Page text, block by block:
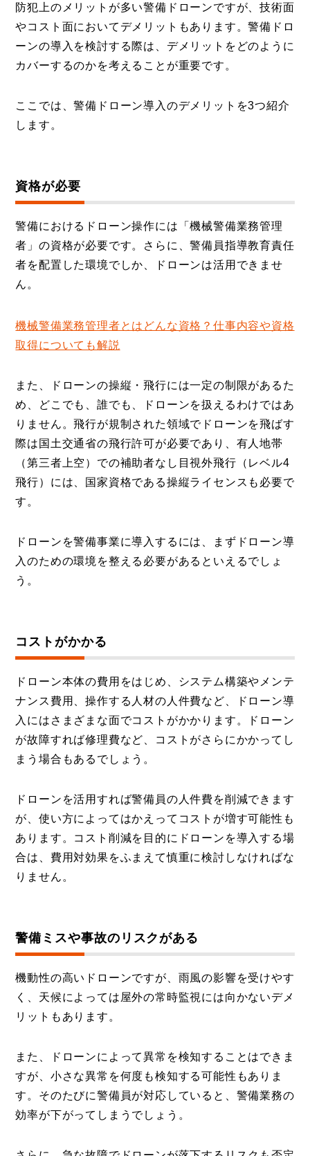
防犯上のメリットが多い警備ドローンですが、技術面
やコスト面においてデメリットもあります。警備ドロ
ーンの導入を検討する際は、デメリットをどのように
カバーするのかを考えることが重要です。
ここでは、警備ドローン導入のデメリットを3つ紹介
します。
資格が必要
警備におけるドローン操作には「機械警備業務管理
者」の資格が必要です。さらに、警備員指導教育責任
者を配置した環境でしか、ドローンは活用できませ
ん。
機械警備業務管理者とはどんな資格？仕事内容や資格
取得についても解説
また、ドローンの操縦・飛行には一定の制限があるた
め、どこでも、誰でも、ドローンを扱えるわけではあ
りません。飛行が規制された領域でドローンを飛ばす
際は国土交通省の飛行許可が必要であり、有人地帯
（第三者上空）での補助者なし目視外飛行（レベル4
飛行）には、国家資格である操縦ライセンスも必要で
す。
ドローンを警備事業に導入するには、まずドローン導
入のための環境を整える必要があるといえるでしょ
う。
コストがかかる
ドローン本体の費用をはじめ、システム構築やメンテ
ナンス費用、操作する人材の人件費など、ドローン導
入にはさまざまな面でコストがかかります。ドローン
が故障すれば修理費など、コストがさらにかかってし
まう場合もあるでしょう。
ドローンを活用すれば警備員の人件費を削減できます
が、使い方によってはかえってコストが増す可能性も
あります。コスト削減を目的にドローンを導入する場
合は、費用対効果をふまえて慎重に検討しなければな
りません。
警備ミスや事故のリスクがある
機動性の高いドローンですが、雨風の影響を受けやす
く、天候によっては屋外の常時監視には向かないデメ
リットもあります。
また、ドローンによって異常を検知することはできま
すが、小さな異常を何度も検知する可能性もありま
す。そのたびに警備員が対応していると、警備業務の
効率が下がってしまうでしょう。